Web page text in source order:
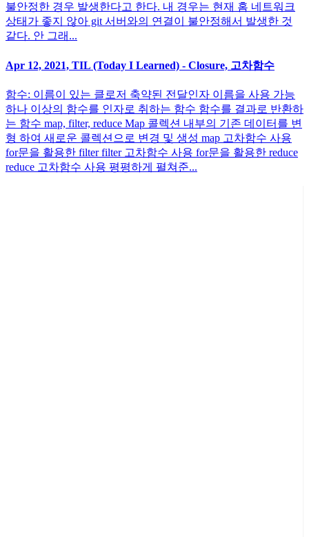
불안정한 경우 발생한다고 한다. 내 경우는 현재 홈 네트워크
상태가 좋지 않아 git 서버와의 연결이 불안정해서 발생한 것
같다. 안 그래...
Apr 12, 2021, TIL (Today I Learned) - Closure, 고차함수
함수: 이름이 있는 클로저 축약된 전달인자 이름을 사용 가능
하나 이상의 함수를 인자로 취하는 함수 함수를 결과로 반환하
는 함수 map, filter, reduce Map 콜렉션 내부의 기존 데이터를 변
형 하여 새로운 콜렉션으로 변경 및 생성 map 고차함수 사용
for문을 활용한 filter filter 고차함수 사용 for문을 활용한 reduce
reduce 고차함수 사용 평평하게 펼쳐준...